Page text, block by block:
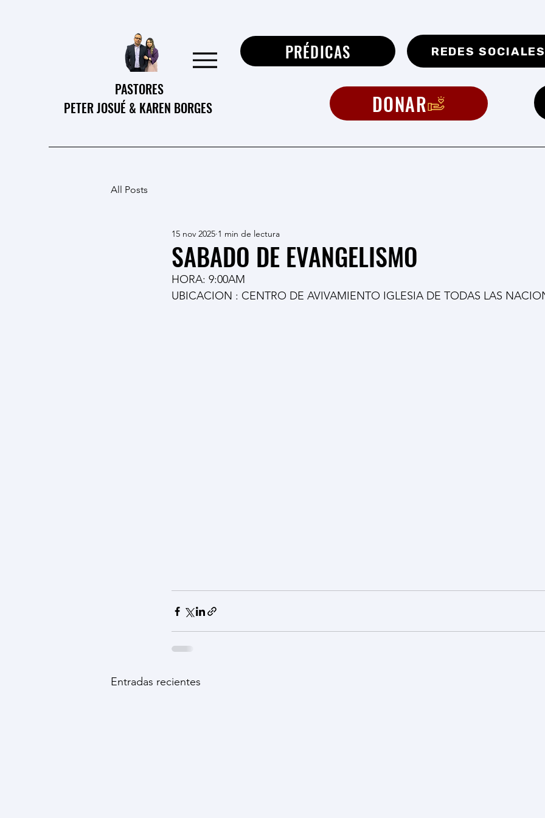
PASTORES
PETER JOSUÉ & KAREN BORGES
PRÉDICAS
DONAR
REDES
All Posts
SABADO DE EVANGELISMO
15 nov 2025 1 min de lectura
HORA: 9:00AM
UBICACION : CENTRO DE AVIVAMIENTO IGLESIA DE TODAS LAS
Entradas recientes